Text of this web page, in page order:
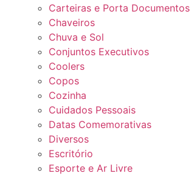
Carteiras e Porta Documentos
Chaveiros
Chuva e Sol
Conjuntos Executivos
Coolers
Copos
Cozinha
Cuidados Pessoais
Datas Comemorativas
Diversos
Escritório
Esporte e Ar Livre